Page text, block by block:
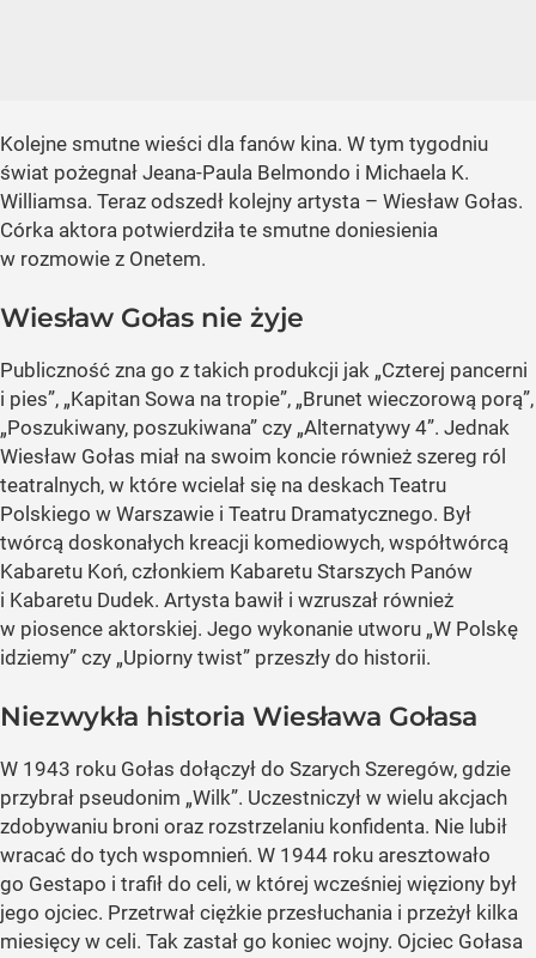
Kolejne smutne wieści dla fanów kina. W tym tygodniu
świat pożegnał Jeana-Paula Belmondo i Michaela K.
Williamsa. Teraz odszedł kolejny artysta – Wiesław Gołas.
Córka aktora potwierdziła te smutne doniesienia
w rozmowie z Onetem.
Wiesław Gołas nie żyje
Publiczność zna go z takich produkcji jak „Czterej pancerni
i pies”, „Kapitan Sowa na tropie”, „Brunet wieczorową porą”,
„Poszukiwany, poszukiwana” czy „Alternatywy 4”. Jednak
Wiesław Gołas miał na swoim koncie również szereg ról
teatralnych, w które wcielał się na deskach Teatru
Polskiego w Warszawie i Teatru Dramatycznego. Był
twórcą doskonałych kreacji komediowych, współtwórcą
Kabaretu Koń, członkiem Kabaretu Starszych Panów
i Kabaretu Dudek. Artysta bawił i wzruszał również
w piosence aktorskiej. Jego wykonanie utworu „W Polskę
idziemy” czy „Upiorny twist” przeszły do historii.
Niezwykła historia Wiesława Gołasa
W 1943 roku Gołas dołączył do Szarych Szeregów, gdzie
przybrał pseudonim „Wilk”. Uczestniczył w wielu akcjach
zdobywaniu broni oraz rozstrzelaniu konfidenta. Nie lubił
wracać do tych wspomnień. W 1944 roku aresztowało
go Gestapo i trafił do celi, w której wcześniej więziony był
jego ojciec. Przetrwał ciężkie przesłuchania i przeżył kilka
miesięcy w celi. Tak zastał go koniec wojny. Ojciec Gołasa